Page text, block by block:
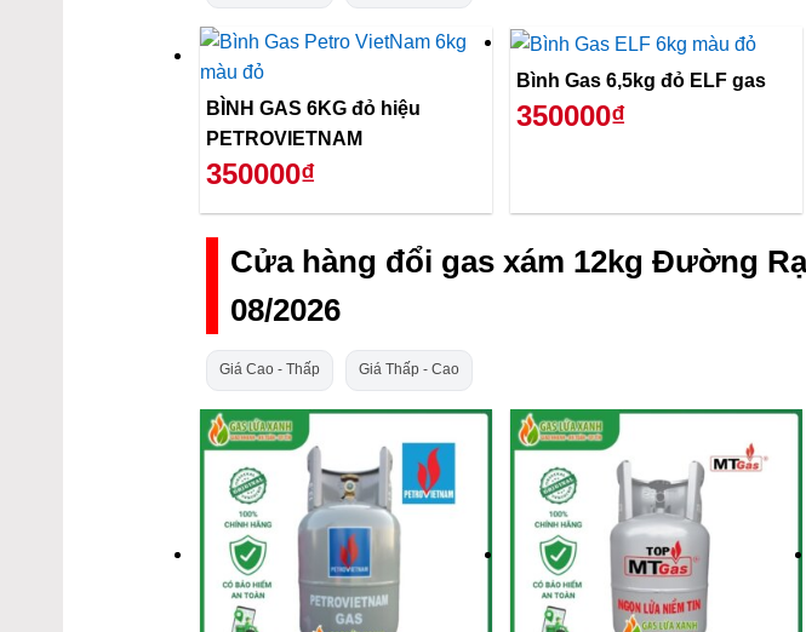
BÌNH GAS 6KG đỏ hiệu
PETROVIETNAM
350000₫
Bình Gas 6,5kg đỏ ELF gas
350000₫
Cửa hàng đổi gas xám 12kg Đường
08/2026
Giá Cao - Thấp Giá Thấp - Cao